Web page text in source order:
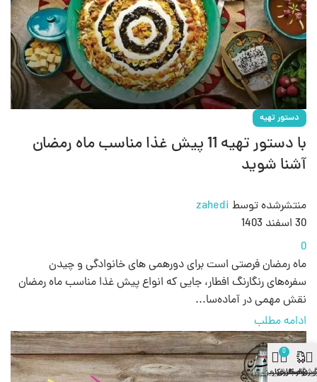
دستور تهیه
با دستور تهیه 11 پیش غذا مناسب ماه رمضان
آشنا شوید
منتشرشده توسط zahedi
30 اسفند 1403
0
ماه رمضان فرصتی است برای دورهمی‌ های خانوادگی و چیدن
سفره‌های رنگارنگ افطار، جایی که انواع پیش غذا مناسب ماه رمضان
نقش مهمی در آماده‌سا...
ادامه مطلب
سفارش
نوار کناری
0
سبد خرید
حساب کاربری من